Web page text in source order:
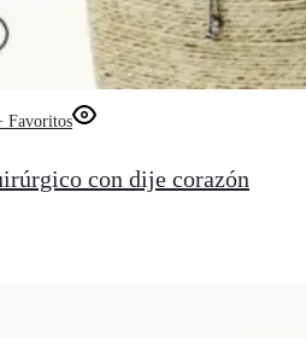
Favoritos
con dije corazón